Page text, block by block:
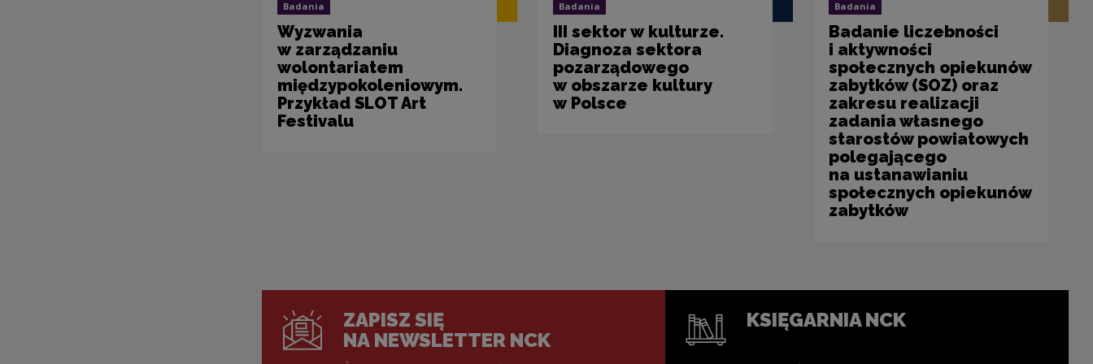
Badania
Wyzwania
w zarządzaniu
wolontariatem
międzypokoleniowym.
Przykład SLOT Art
Festivalu
Badania
III sektor w kulturze.
Diagnoza sektora
pozarządowego
w obszarze kultury
w Polsce
Badania
Badanie liczebności
i aktywności
społecznych opiekunów
zabytków (SOZ) oraz
zakresu realizacji
zadania własnego
starostów powiatowych
polegającego
na ustanawianiu
społecznych opiekunów
zabytków
ZAPISZ SIĘ
NA NEWSLETTER NCK
KSIĘGARNIA NCK